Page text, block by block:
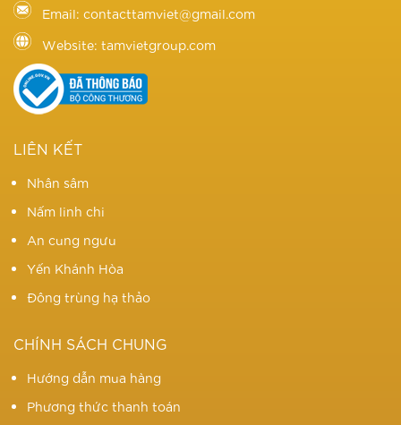
Email: contacttamviet@gmail.com
Website: tamvietgroup.com
LIÊN KẾT
Nhân sâm
Nấm linh chi
An cung ngưu
Yến Khánh Hòa
Đông trùng hạ thảo
CHÍNH SÁCH CHUNG
Hướng dẫn mua hàng
Phương thức thanh toán